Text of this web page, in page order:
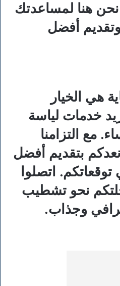
هنا لمساعدتك
أفضل
هي الخيار
خدمات لياسة
مع التزامنا
نعدكم بتقديم أفضل
توقعاتكم. اتصلوا
نحو تشطيب
وجذاب.